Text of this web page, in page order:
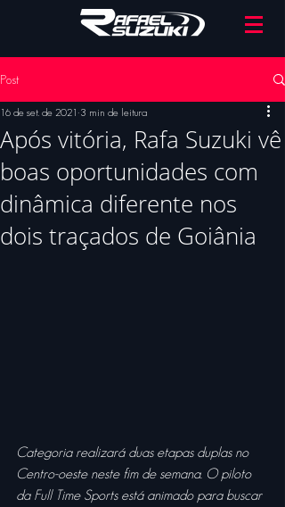
Post
Após vitória, Rafa Suzuki vê
boas oportunidades com
dinâmica diferente nos
dois traçados de Goiânia
16 de set. de 2021 3 min de leitura
Categoria realizará duas etapas duplas no
Centro-oeste neste fim de semana. O piloto
da Full Time Sports está animado para buscar